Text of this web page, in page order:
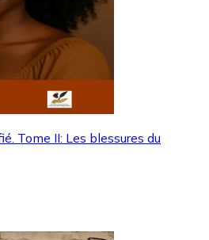
Tome II: Les blessures du